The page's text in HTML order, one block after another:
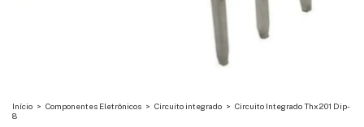
Início > Componentes Eletrônicos > Circuito integrado > Circuito Integrado Thx201 Dip-
8